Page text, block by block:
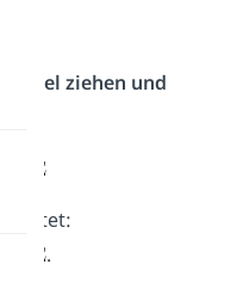
ziehen und
lautet:
.